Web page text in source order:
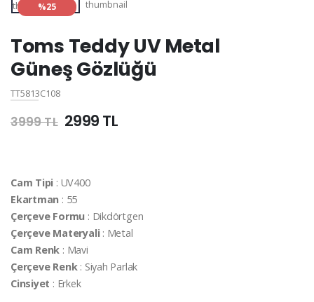
%25
Toms Teddy UV Metal
Güneş Gözlüğü
TT5813C108
3999 TL 2999 TL
Cam Tipi : UV400
Ekartman : 55
Çerçeve Formu : Dikdörtgen
Çerçeve Materyali: Metal
Cam Renk : Mavi
Çerçeve Renk: Siyah Parlak
Cinsiyet : Erkek